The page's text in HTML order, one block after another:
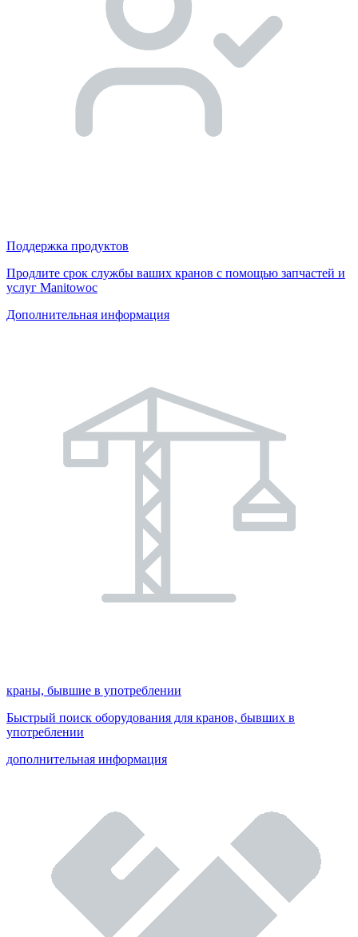
Поддержка продуктов
Продлите срок службы ваших кранов с помощью запчастей и
услуг Manitowoc
Дополнительная информация
краны, бывшие в употреблении
Быстрый поиск оборудования для кранов, бывших в
употреблении
дополнительная информация